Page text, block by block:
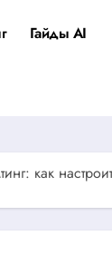
Гайды AI
как